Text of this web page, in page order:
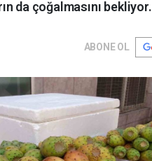
da çoğalmasını bekliyor.
ABONE OL